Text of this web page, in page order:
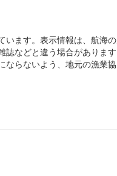
す。表示情報は、航海の
などと違う場合があります
らないよう、地元の漁業